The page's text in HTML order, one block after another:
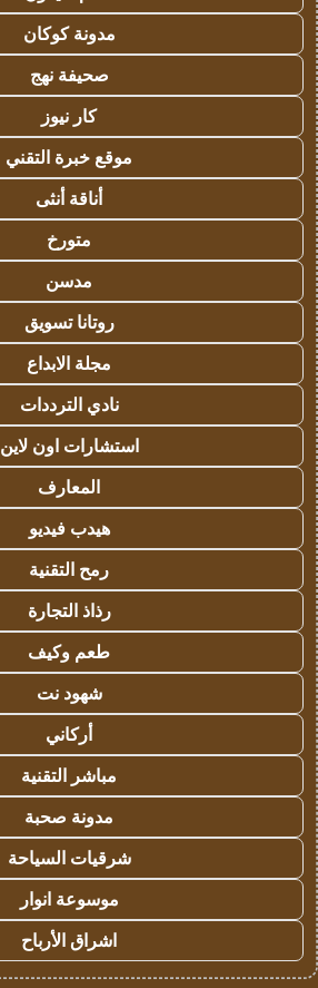
مدونة كوكان
صحيفة نهج
كار نيوز
موقع خبرة التقني
أناقة أنثى
متورخ
مدسن
روتانا تسويق
مجلة الابداع
نادي الترددات
استشارات اون لاين
المعارف
هيدب فيديو
رمح التقنية
رذاذ التجارة
طعم وكيف
شهود نت
أركاني
مباشر التقنية
مدونة صحبة
شرقيات السياحة
موسوعة انوار
اشراق الأرباح